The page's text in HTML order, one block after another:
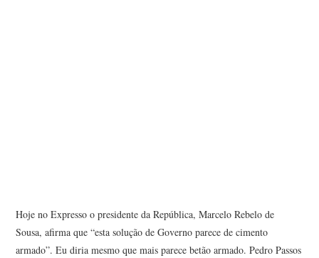
Hoje no Expresso o presidente da República, Marcelo Rebelo de
Sousa, afirma que “esta solução de Governo parece de cimento
armado”. Eu diria mesmo que mais parece betão armado. Pedro Passos